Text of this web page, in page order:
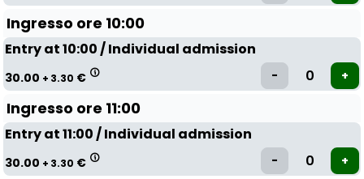
Ingresso ore 10:00
Entry at 10:00 / Individual admission
30.00 + 3.30 €
Ingresso ore 11:00
Entry at 11:00 / Individual admission
30.00 + 3.30 €